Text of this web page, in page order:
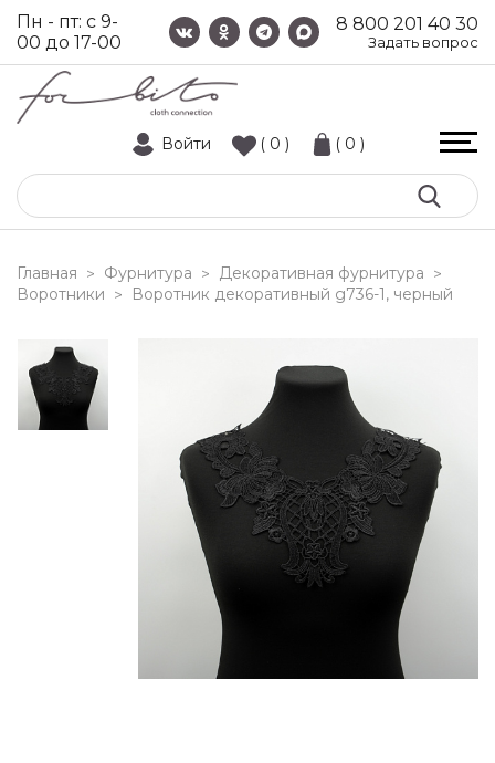
8 800 201 40 30
Задать вопрос
Пн - пт: с 9-
00 до 17-00
Войти ( 0 ) ( 0 )
Главная > Фурнитура > Декоративная фурнитура >
Воротники > воротник декоративный g736-1, черный